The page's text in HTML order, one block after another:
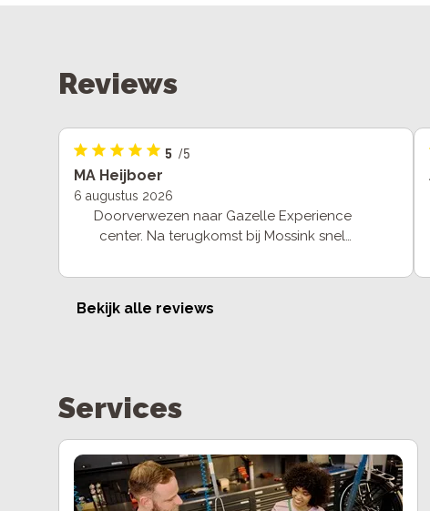
Reviews
5 /5
MA Heijboer
6 augustus 2026
Doorverwezen naar Gazelle Experience
center. Na terugkomst bij Mossink snel
krijgen en ook snel geleverd. Zeer tevreden.
Bekijk alle reviews
Services